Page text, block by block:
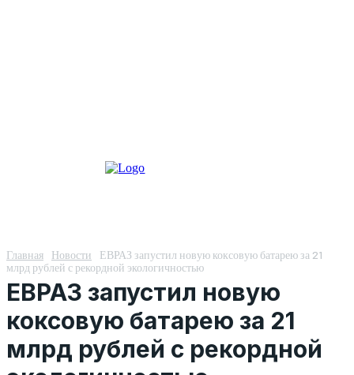
Главная Новости
ЕВРАЗ запустил новую коксовую батарею за 21
млрд рублей с рекордной экологичностью
ЕВРАЗ запустил новую
коксовую батарею за 21
млрд рублей с рекордной